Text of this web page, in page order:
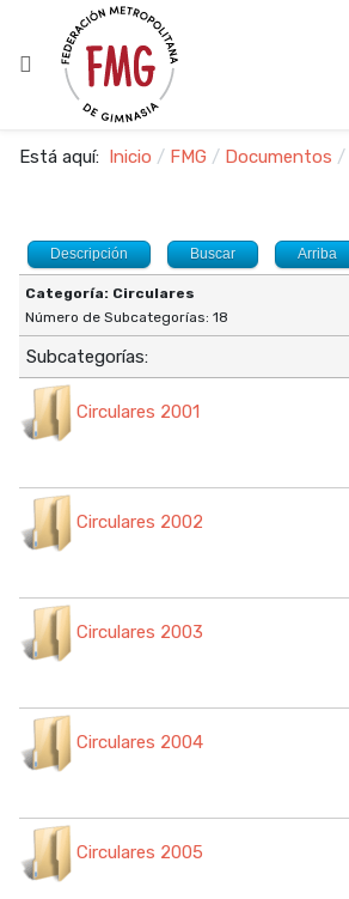
Está aquí: Inicio FMG Documentos
Descripción Buscar Arriba
Categoría: Circulares
Número de Subcategorías: 18
Subcategorías:
Circulares 2001
Circulares 2002
Circulares 2003
Circulares 2004
Circulares 2005